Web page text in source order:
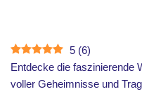
5 (6)
Entdecke die faszinierende
voller Geheimnisse und